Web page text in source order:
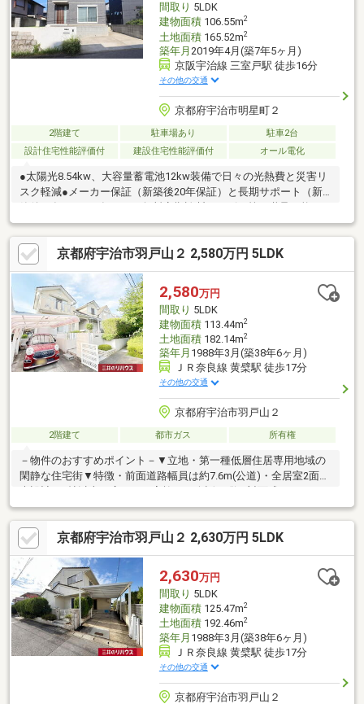
間取り 5LDK
建物面積106.55m2
土地面積165.52m2
築年月 2019年4月(築7年5ヶ月)
京阪宇治線 三室戸駅 徒歩16分
その他の交通
京都府宇治市明星町２
2階建て 駐車場あり
駐車2台
設計住宅性能評価付
建設住宅性能評価付 オール電化
●太陽光8.54kw、大容量蓄電池12kw装備で日々の光熱費と災害リ
スク軽減●メーカー保証（新築後20年保証）と長期サポート（新
すので末永く安心してお住まい頂けます！●軽量鉄骨造ボックス
ラーメン工法の耐震性と総タイル外壁・ステンレス屋根をまとっ
た耐久性に優れた住まいです。●『帰りた～い！』のCMでおなじ
みの『快適エアリー』装備。夏場は全館さらっとした空気に包ま
れ、冬場の1階は足元からあったか！●熱交換型第一種換気システ
ム装備。花粉やPM2.5・NOxなど、微粒子の大半を3層のフィルタ
ーで除去した清浄な室内でお過ごし頂けます。
京都府宇治市羽戸山２ 2,580万円 5LDK
2,580万円
間取り 5LDK
建物面積113.44m2
土地面積182.14m2
築年月 1988年3月(築38年6ヶ月)
ＪＲ奈良線 黄檗駅 徒歩17分
その他の交通
京都府宇治市羽戸山２
2階建て 都市ガス 所有権
－物件のおすすめポイント－▼立地・第一種低層住居専用地域の
閑静な住宅街▼特徴・前面道路幅員は約7.6m(公道)・全居室2面採
勝手口付・1階の和室は床の間付、客間としても利用可能・玄関は
吹抜け仕様・ガーデニングを楽しめるお庭・カーポート有(車種に
よる)・バルコニーからの眺望良好▼周辺環境・第2児童公園 徒歩
2分(約90m)・セブンイレブン宇治黄檗公園店 徒歩5分(約370m)■
ご希望の住まい探しをお手伝いします ━━━━━・・・物件の詳
細・ご相談はお気軽にお問い合わせください。
京都府宇治市羽戸山２ 2,630万円 5LDK
2,630万円
間取り 5LDK
建物面積125.47m2
土地面積192.46m2
築年月 1988年3月(築38年6ヶ月)
ＪＲ奈良線 黄檗駅 徒歩17分
その他の交通
京都府宇治市羽戸山２